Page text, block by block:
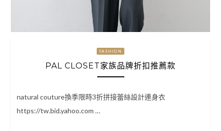
FASHION
PAL CLOSET家族品牌折扣推薦款
natural couture換季限時3折拼接蕾絲設計連身衣
https://tw.bid.yahoo.com …